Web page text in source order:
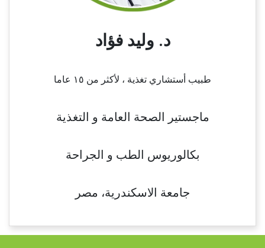
د. وليد فؤاد
طبيب أستشاري تغذية ، لأكثر من ١٥ عاما
ماجستير الصحة العامة و التغذية
بكالوريوس الطب و الجراحة
جامعة الاسكندرية، مصر